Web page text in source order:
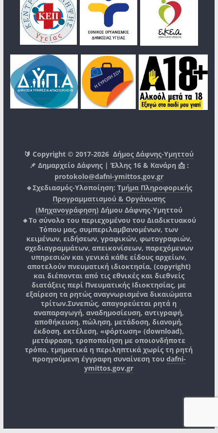
🔰 Copyright © 2017-2026Δήμος Δάφνης-Υμηττού
📌 Δημαρχείο Δάφνης | Έλλης 16 & Κανάρη 📩 :
protokolo@dafni-ymittos.gov.gr
🔹Σχεδιασμός-Υλοποίηση: Τμήμα Πληροφορικής
Προγραμματισμού & Οργάνωσης
(Μηχανογράφηση) Δήμου Δάφνης-Υμηττού
🔸Το σύνολο του περιεχομένου του Διαδικτυακού
Τόπου μας, συμπεριλαμβανομένων, των
κειμένων, ειδήσεων, γραφικών, φωτογραφιών,
σχεδιαγραμμάτων, απεικονίσεων, παρεχόμενων
υπηρεσιών και γενικά κάθε είδους αρχείων,
αποτελούν πνευματική ιδιοκτησία, (copyright)
και διέπονται από τις εθνικές και διεθνείς
διατάξεις περί Πνευματικής Ιδιοκτησίας, με
εξαίρεση τα ρητώς αναγνωρισμένα δικαιώματα
τρίτων.Συνεπώς, απαγορεύεται ρητά η
αναπαραγωγή, αναδημοσίευση, αντιγραφή,
αποθήκευση, πώληση, μετάδοση, διανομή,
έκδοση, εκτέλεση, «φόρτωση» (download),
μετάφραση, τροποποίηση με οποιονδήποτε
τρόπο, τμηματικά η περιληπτικά χωρίς τη ρητή
προηγούμενη έγγραφη συναίνεση του dafni-
ymittos.gov.gr